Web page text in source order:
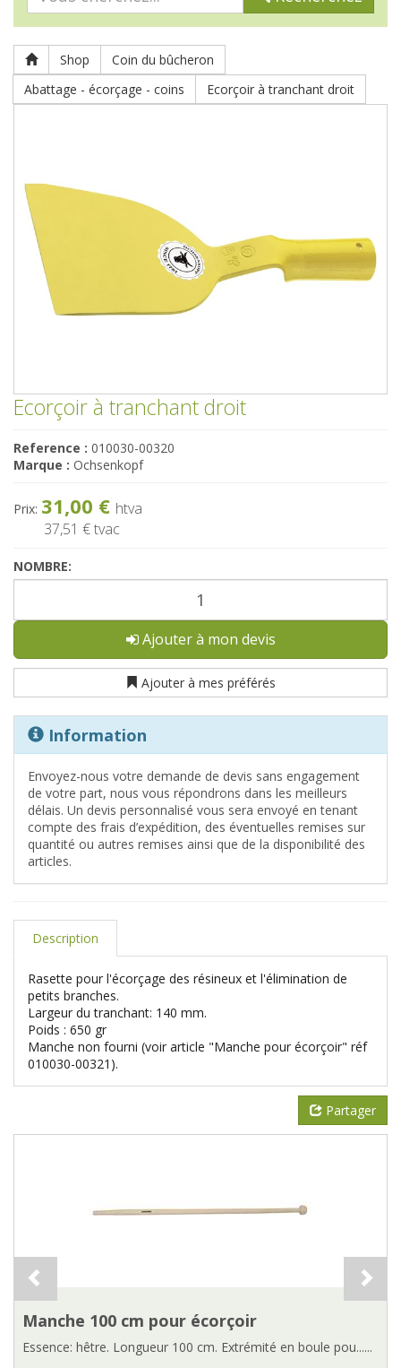
Shop
Coin du bûcheron
Abattage - écorçage - coins
Ecorçoir à tranchant droit
Ecorçoir à tranchant droit
Reference : 010030-00320
Marque : Ochsenkopf
Prix: 31,00 € htva
37,51 €tvac
NOMBRE:
Ajouter à mon devis
Ajouter à mes préférés
Information
Envoyez-nous votre demande de devis sans engagement
de votre part, nous vous répondrons dans les meilleurs
délais. Un devis personnalisé vous sera envoyé en tenant
compte des frais d’expédition, des éventuelles remises sur
quantité ou autres remises ainsi que de la disponibilité des
articles.
Description
Rasette pour l'écorçage des résineux et l'élimination de
petits branches.
Largeur du tranchant: 140 mm.
Poids : 650 gr
Manche non fourni (voir article "Manche pour écorçoir" réf
010030-00321).
Partager
écorçoir
cm. Extrémité en boule pou......
Plane à écorcer
Longueur totale : 43 cm